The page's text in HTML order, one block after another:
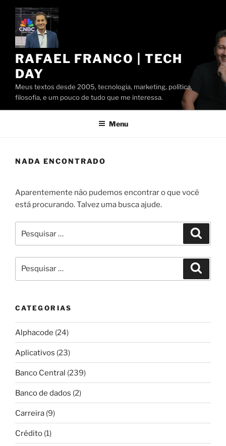
Pular
conteúdo
RAFAEL FRANCO | TECH
DAY
Meus textos desde 2005, tecnologia, marketing, política,
filosofia, e um pouco de tudo que me interessa.
Menu
NADA ENCONTRADO
Aparentemente não pudemos encontrar o que você
está procurando. Talvez uma busca ajude.
por:
por:
CATEGORIAS
Alphacode (24)
Aplicativos (23)
Banco Central (239)
Banco de dados (2)
Carreira (9)
Crédito (1)